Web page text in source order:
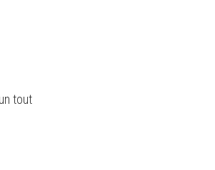
tout